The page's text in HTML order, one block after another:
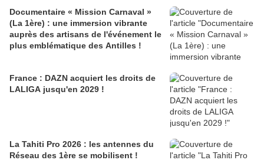
Documentaire « Mission Carnaval »
(La 1ère) : une immersion vibrante
auprès des artisans de l'événement le
plus emblématique des Antilles !
France : DAZN acquiert les droits de
LALIGA jusqu'en 2029 !
La Tahiti Pro 2026 : les antennes du
Réseau des 1ère se mobilisent !